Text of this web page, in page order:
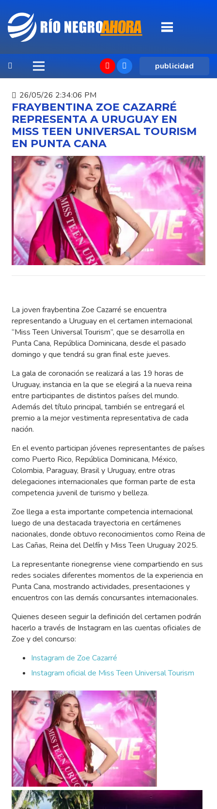
publicidad
26/05/26 2:34:06 PM
FRAYBENTINA ZOE CAZARRÉ
REPRESENTA A URUGUAY EN
MISS TEEN UNIVERSAL TOURISM
EN PUNTA CANA
La joven fraybentina Zoe Cazarré se encuentra
representando a Uruguay en el certamen internacional
“Miss Teen Universal Tourism”, que se desarrolla en
Punta Cana, República Dominicana, desde el pasado
domingo y que tendrá su gran final este jueves.
La gala de coronación se realizará a las 19 horas de
Uruguay, instancia en la que se elegirá a la nueva reina
entre participantes de distintos países del mundo.
Además del título principal, también se entregará el
premio a la mejor vestimenta representativa de cada
nación.
En el evento participan jóvenes representantes de países
como Puerto Rico, República Dominicana, México,
Colombia, Paraguay, Brasil y Uruguay, entre otras
delegaciones internacionales que forman parte de esta
competencia juvenil de turismo y belleza.
Zoe llega a esta importante competencia internacional
luego de una destacada trayectoria en certámenes
nacionales, donde obtuvo reconocimientos como Reina de
Las Cañas, Reina del Delfín y Miss Teen Uruguay 2025.
La representante rionegrense viene compartiendo en sus
redes sociales diferentes momentos de la experiencia en
Punta Cana, mostrando actividades, presentaciones y
encuentros con las demás concursantes internacionales.
Quienes deseen seguir la definición del certamen podrán
hacerlo a través de Instagram en las cuentas oficiales de
Zoe y del concurso:
Instagram de Zoe Cazarré
Instagram oficial de Miss Teen Universal Tourism